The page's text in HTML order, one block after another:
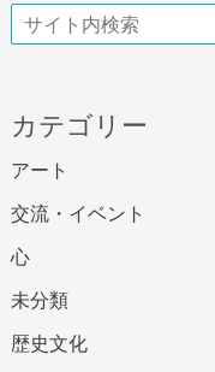
検索
カテゴリー
アート
交流・イベント
心
未分類
歴史文化